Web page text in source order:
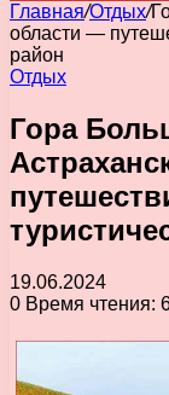
Главная/Отдых/
области —
район
Отдых
Гора
19.06.2024
0 Время чтения: